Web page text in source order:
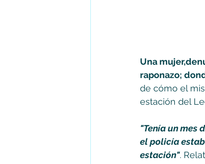
Una
raponazo;
de cómo el
estación del
"Tenía un mes
el policía
estación".